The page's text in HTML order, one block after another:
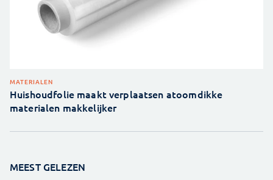
MATERIALEN
Huishoudfolie maakt verplaatsen atoomdikke
materialen makkelijker
MEEST GELEZEN